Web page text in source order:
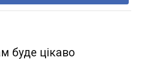
буде цікаво